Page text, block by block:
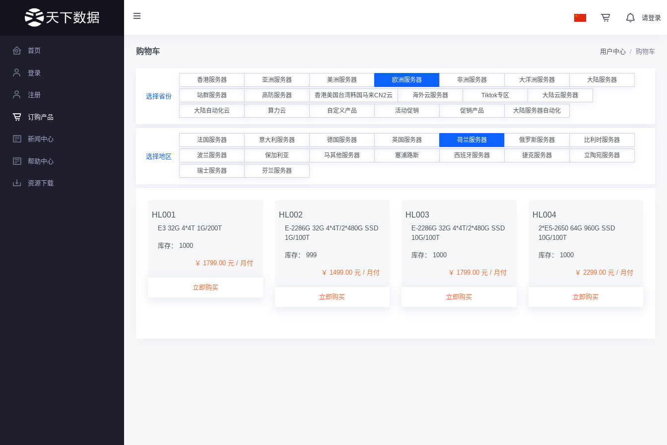
请登录
首页
登录
注册
订购产品
新闻中心
帮助中心
资源下载
购物车 用户中心 购物车
选择省份
香港服务器 亚洲服务器 美洲服务器 欧洲服务器 非洲服务器 大洋洲服务器 大陆服务器
站群服务器 高防服务器 香港美国台湾韩国马来CN2云 海外云服务器 Tiktok专区 大陆云服务器
大陆自动化云 算力云 自定义产品 活动促销 促销产品 大陆服务器自动化
选择地区
法国服务器 意大利服务器 德国服务器 英国服务器 荷兰服务器 俄罗斯服务器 比利时服务器
波兰服务器 保加利亚 马其他服务器 塞浦路斯 西班牙服务器 捷克服务器 立陶宛服务器
瑞士服务器 芬兰服务器
HL001
E3 32G 4*4T 1G/200T
库存： 1000
￥ 1799.00 元 / 月付
立即购买
HL002
E-2286G 32G 4*4T/2*480G SSD
1G/100T
库存： 999
￥ 1499.00 元 / 月付
立即购买
HL003
E-2286G 32G 4*4T/2*480G SSD
10G/100T
库存： 1000
￥ 1799.00 元 / 月付
立即购买
HL004
2*E5-2650 64G 960G SSD
10G/100T
库存： 1000
￥ 2299.00 元 / 月付
立即购买